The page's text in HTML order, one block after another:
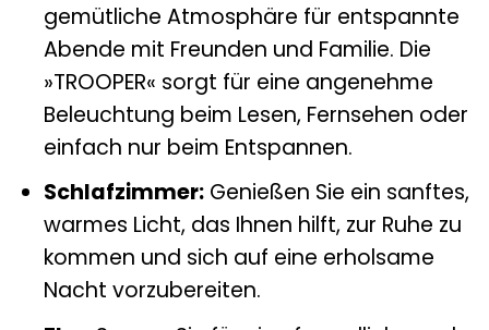
gemütliche Atmosphäre für entspannte
Abende mit Freunden und Familie. Die
»TROOPER« sorgt für eine angenehme
Beleuchtung beim Lesen, Fernsehen oder
einfach nur beim Entspannen.
Schlafzimmer:Genießen Sie ein sanftes,
warmes Licht, das Ihnen hilft, zur Ruhe zu
kommen und sich auf eine erholsame
Nacht vorzubereiten.